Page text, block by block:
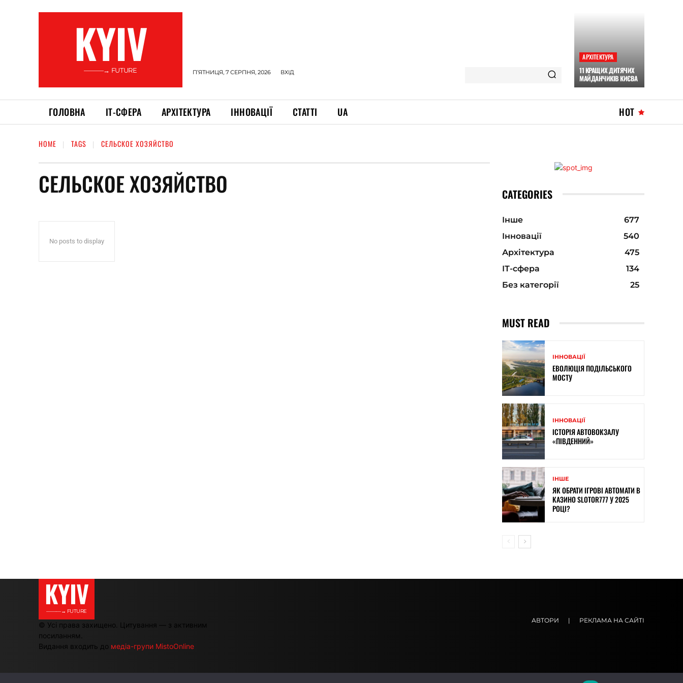
KYIV
———→ FUTURE П’ЯТНИЦЯ, 7 СЕРПНЯ, 2026 ВХІД
АРХІТЕКТУРА
11 КРАЩИХ ДИТЯЧИХ
МАЙДАНЧИКІВ КИЄВА
ГОЛОВНА ІТ-СФЕРА АРХІТЕКТУРА ІННОВАЦІЇ СТАТТІ UA HOT
HOME TAGS СЕЛЬСКОЕ ХОЗЯЙСТВО
СЕЛЬСКОЕ ХОЗЯЙСТВО
No posts to display
CATEGORIES
Інше
677
Інновації
540
Архітектура
475
ІТ-сфера
134
Без категорії
25
MUST READ
ІННОВАЦІЇ
ЕВОЛЮЦІЯ ПОДІЛЬСЬКОГО
МОСТУ
ІННОВАЦІЇ
ІСТОРІЯ АВТОВОКЗАЛУ
«ПІВДЕННИЙ»
ІНШЕ
ЯК ОБРАТИ ІГРОВІ АВТОМАТИ В
КАЗИНО SLOTOR777 У 2025
РОЦІ?
KYIV
———→ FUTURE
© Усі права захищено. Цитування — з активним
посиланням.
Видання входить до медіа-групи MistoOnline
АВТОРИ | РЕКЛАМА НА САЙТІ